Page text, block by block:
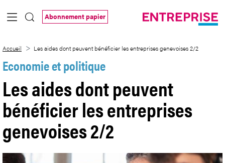
Saut au contenu principal
Abonnement papier
Accueil Les aides dont peuvent bénéficier les entreprises genevoises 2/2
Economie et politique
Les aides dont peuvent
bénéficier les entreprises
genevoises 2/2